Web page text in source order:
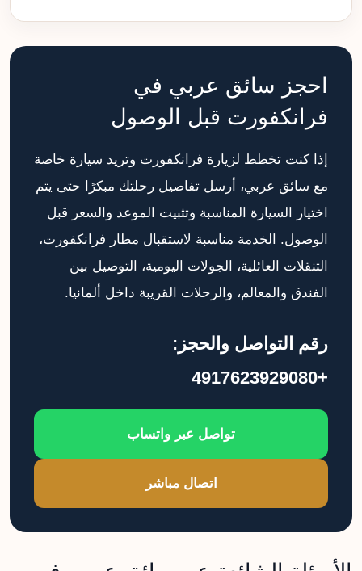
احجز سائق عربي في
فرانكفورت قبل الوصول
إذا كنت تخطط لزيارة فرانكفورت وتريد سيارة خاصة
مع سائق عربي، أرسل تفاصيل رحلتك مبكرًا حتى يتم
اختيار السيارة المناسبة وتثبيت الموعد والسعر قبل
الوصول. الخدمة مناسبة لاستقبال مطار فرانكفورت،
التنقلات العائلية، الجولات اليومية، التوصيل بين
الفندق والمعالم، والرحلات القريبة داخل ألمانيا.
رقم التواصل والحجز:
+4917623929080
تواصل عبر واتساب
اتصال مباشر